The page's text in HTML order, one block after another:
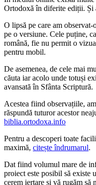
Ortodoxă în diferite ediții. Și
O lipsă pe care am observat-
pe o versiune. Cele puține,
română, fie nu permit o
pentru mobil.
De asemenea, de cele mai
căuta iar acolo unde totuși
avansată în Sfânta Scriptură.
Acestea fiind observațiile,
răspundă tuturor acestor
biblia.ortodoxa.info
Pentru a descoperi toate
maximă, citește îndrumarul.
Dat fiind volumul mare de
proiect este posibil să existe
cerem iertare și vă rugăm să